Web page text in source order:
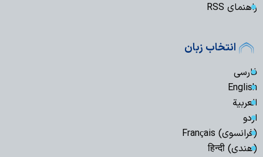
راهنمای RSS
انتخاب زبان
فارسی
English
العربیة
اردو
(فرانسوی) Français
(هندی) हिन्दी